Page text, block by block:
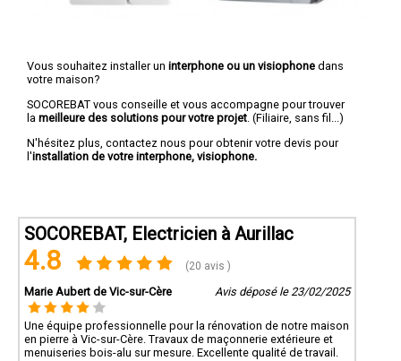
Vous souhaitez installer un interphone ou un visiophone dans
votre maison?
SOCOREBAT vous conseille et vous accompagne pour trouver
la meilleure des solutions pour votre projet . (Filiaire, sans fil...)
N'hésitez plus, contactez nous pour obtenir votre devis pour
l'installation de votre interphone, visiophone.
SOCOREBAT, Electricien à Aurillac
4.8 (20 avis )
Marie Aubert de Vic-sur-Cère Avis déposé le 23/02/2025
Une équipe professionnelle pour la rénovation de notre maison
en pierre à Vic-sur-Cère. Travaux de maçonnerie extérieure et
menuiseries bois-alu sur mesure. Excellente qualité de travail.